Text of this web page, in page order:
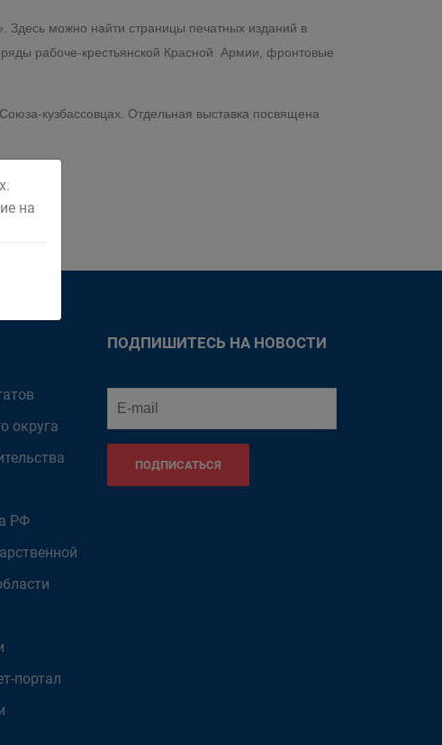
можно найти страницы печатных изданий в
рабоче-крестьянской Красной Армии, фронтовые
кузбассовцах. Отдельная выставка посвящена
округа
РФ
портал
ПОДПИШИТЕСЬ НА НОВОСТИ
ПОДПИСАТЬСЯ
на